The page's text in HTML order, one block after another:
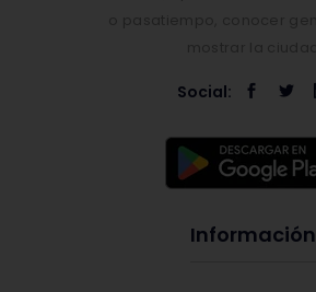
Social:
Información